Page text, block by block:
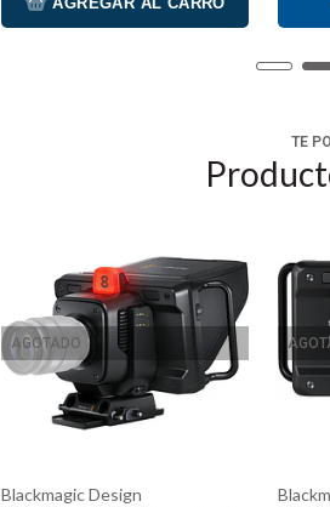
TE
AGOTADO
Blackmagic Design